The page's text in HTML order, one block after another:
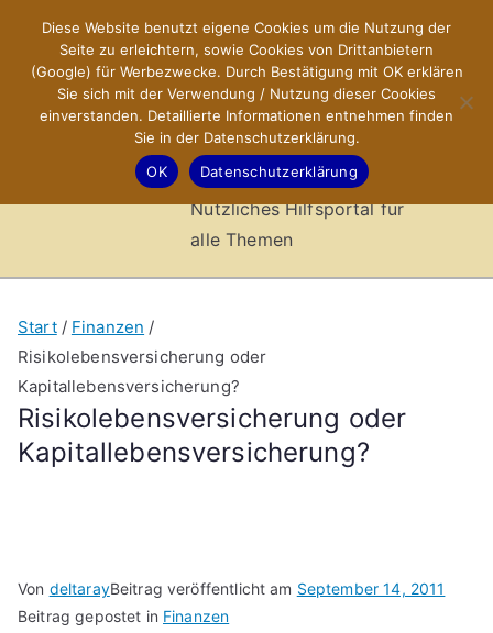
springen
X-Sites.de
–
Hilfsportal
Nützliches Hilfsportal für
alle Themen
Risikolebensversicherung oder
Kapitallebensversicherung?
Start
Finanzen
Risikolebensversicherung oder
Kapitallebensversicherung?
Von deltarayBeitrag veröffentlicht am September 14, 2011
Beitrag gepostet in Finanzen
Diese Website benutzt eigene Cookies um die Nutzung der
Seite zu erleichtern, sowie Cookies von Drittanbietern
(Google) für Werbezwecke. Durch Bestätigung mit OK erklären
Sie sich mit der Verwendung / Nutzung dieser Cookies
einverstanden. Detaillierte Informationen entnehmen finden
Sie in der Datenschutzerklärung.
OK
Datenschutzerklärung